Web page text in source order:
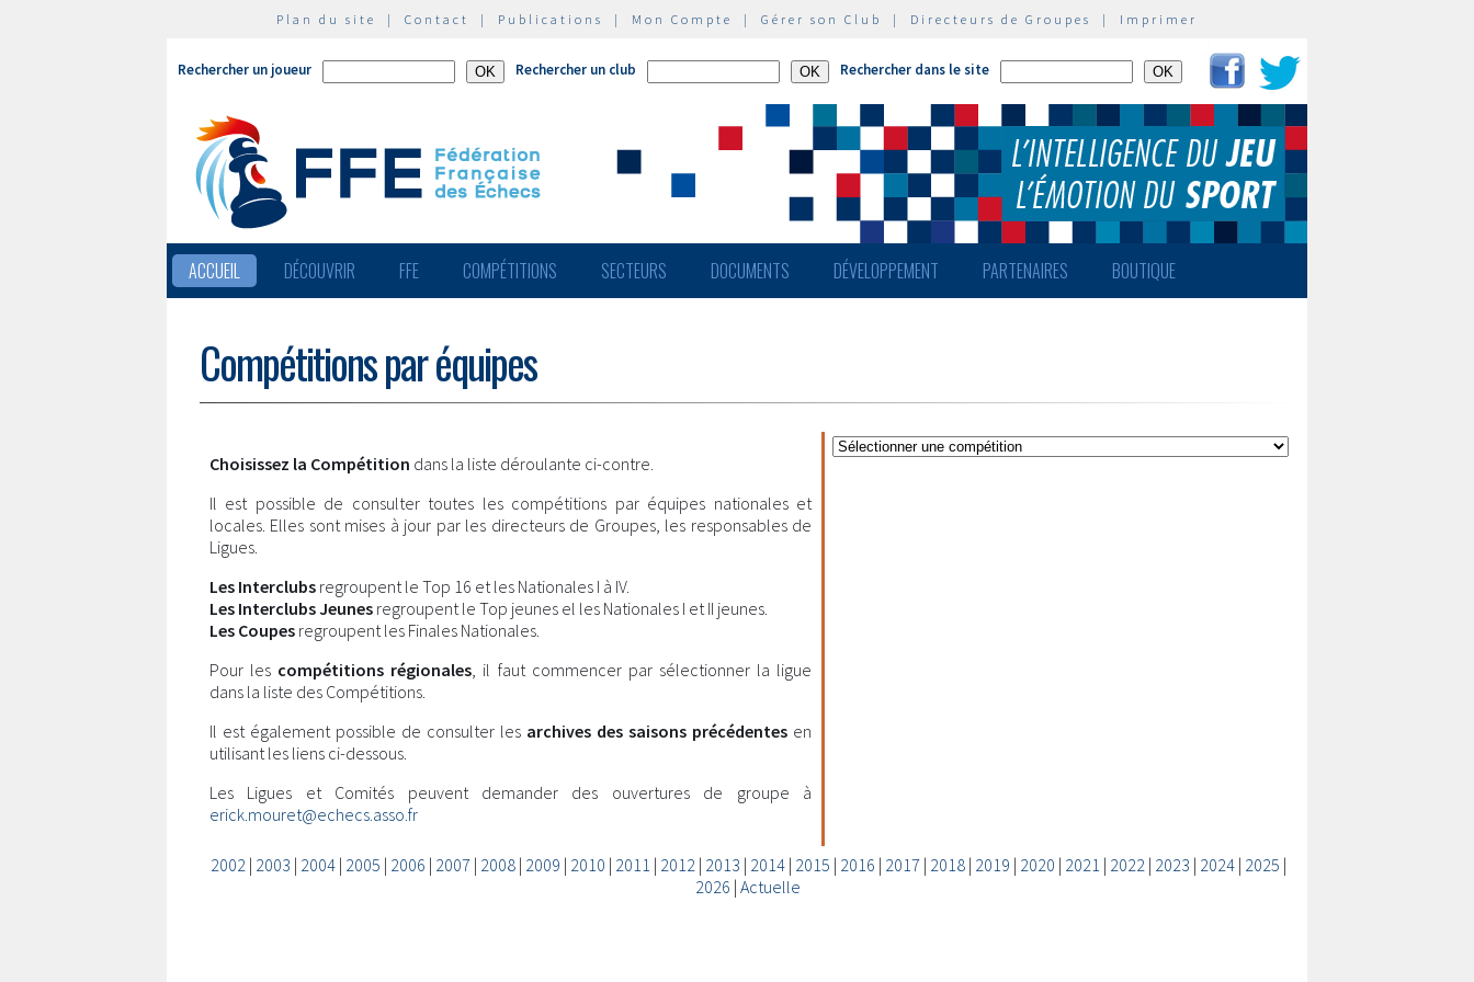
Plan du site | Contact | Publications | Mon Compte | Gérer son Club | Directeurs de Groupes | Imprimer
Rechercher un joueur Rechercher un club Rechercher dans le site
ACCUEIL DÉCOUVRIR FFE COMPÉTITIONS SECTEURS DOCUMENTS DÉVELOPPEMENT PARTENAIRES BOUTIQUE
Compétitions par équipes
Choisissez la Compétition dans la liste déroulante ci-contre.
Il est possible de consulter toutes les compétitions par équipes nationales et
locales. Elles sont mises à jour par les directeurs de Groupes, les responsables de
Ligues.
Les Interclubs regroupent le Top 16 et les Nationales I à IV.
Les Interclubs Jeunes regroupent le Top jeunes el les Nationales I et II jeunes.
Les Coupes regroupent les Finales Nationales.
Pour les compétitions régionales, il faut commencer par sélectionner la ligue
dans la liste des Compétitions.
Il est également possible de consulter les archives des saisons précédentes en
utilisant les liens ci-dessous.
Les Ligues et Comités peuvent demander des ouvertures de groupe à
erick.mouret@echecs.asso.fr
2002| 2003 | 2004| 2005 | 2006 | 2007 | 2008| 2009 | 2010 | 2011 | 2012| 2013 | 2014| 2015 | 2016 | 2017 | 2018| 2019 | 2020 | 2021 | 2022| 2023 | 2024| 2025 |
2026 | Actuelle